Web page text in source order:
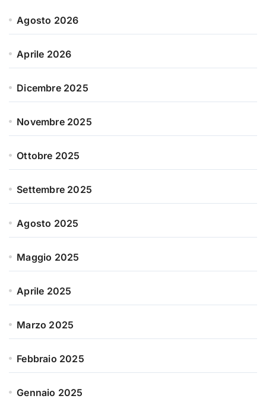
Agosto 2026
Aprile 2026
Dicembre 2025
Novembre 2025
Ottobre 2025
Settembre 2025
Agosto 2025
Maggio 2025
Aprile 2025
Marzo 2025
Febbraio 2025
Gennaio 2025